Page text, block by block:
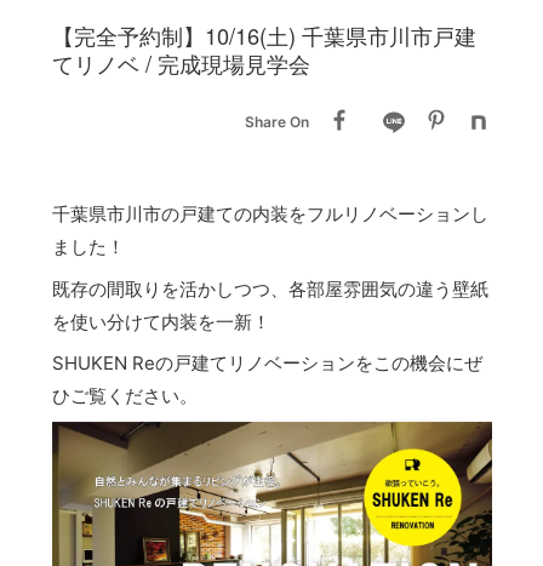
【完全予約制】10/16(土) 千葉県市川市戸建
てリノベ / 完成現場見学会
Share On
千葉県市川市の戸建ての内装をフルリノベーションし
ました！
既存の間取りを活かしつつ、各部屋雰囲気の違う壁紙
を使い分けて内装を一新！
SHUKEN Reの戸建てリノベーションをこの機会にぜ
ひご覧ください。